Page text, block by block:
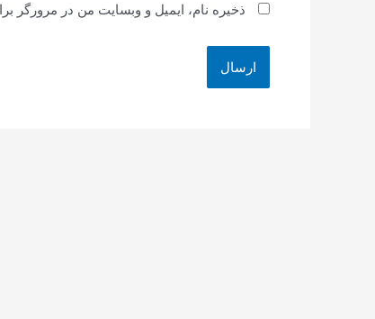
ذخیره نام، ایمیل و وبسایت من در مرورگر